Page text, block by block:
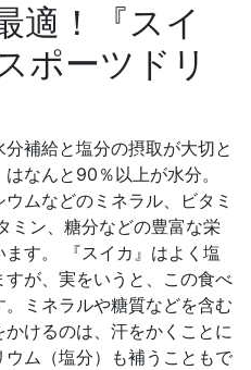
適！『スイ
ポーツドリ
補給と塩分の摂取が大切と
なんと90％以上が水分。
ムなどのミネラル、ビタミ
ミン、糖分などの豊富な栄
す。 『スイカ』はよく塩
が、実をいうと、この食べ
ミネラルや糖質などを含む
けるのは、汗をかくことに
ム（塩分）も補うこともで